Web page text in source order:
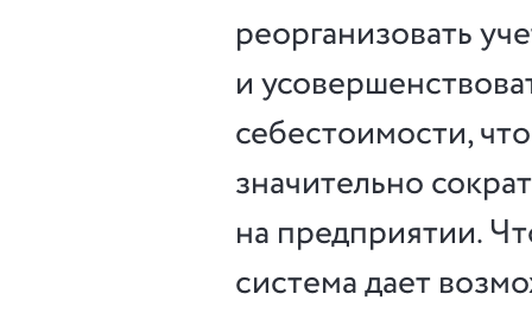
реорганизовать
и
себестоимости,
значительно
на предприятии.
система дает